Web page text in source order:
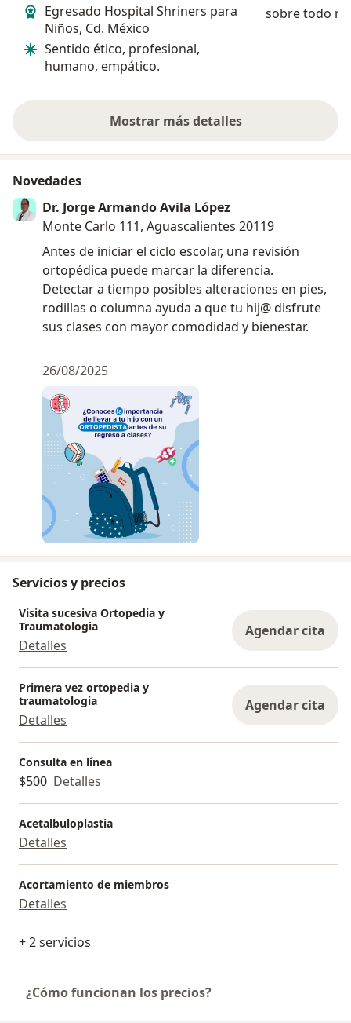
Egresado Hospital Shriners para
Niños, Cd. México
Sentido ético, profesional,
humano, empático.
sobre todo
Mostrar más detalles
sobre la experiencia
Novedades
Dr. Jorge Armando Avila López
Monte Carlo 111, Aguascalientes 20119
Antes de iniciar el ciclo escolar, una revisión
ortopédica puede marcar la diferencia.
Detectar a tiempo posibles alteraciones en pies,
rodillas o columna ayuda a que tu hij@ disfrute
sus clases con mayor comodidad y bienestar.
26/08/2025
Servicios y precios
Visita sucesiva Ortopedia y
Traumatologia
Detalles
Agendar cita
Primera vez ortopedia y
traumatologia
Detalles
Agendar cita
Consulta en línea
$500 Detalles
Acetalbuloplastia
Detalles
Acortamiento de miembros
Detalles
+ 2 servicios
¿Cómo funcionan los precios?